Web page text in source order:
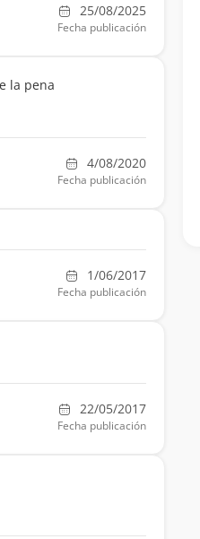
25/08/2025
Fecha publicación
la pena
4/08/2020
Fecha publicación
1/06/2017
Fecha publicación
22/05/2017
Fecha publicación